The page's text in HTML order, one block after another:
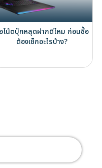
โน้ตบุ๊กหลุดฝากดีไหม ก่อนซื้อ
ต้องเช็กอะไรบ้าง?